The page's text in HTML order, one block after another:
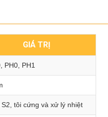
GIÁ TRỊ
PH0, PH1
tôi cứng và xử lý nhiệt